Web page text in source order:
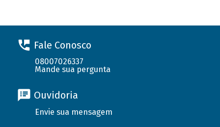
Fale Conosco
08007026337
Mande sua pergunta
Ouvidoria
Envie sua mensagem